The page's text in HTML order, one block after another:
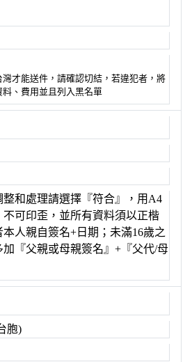
才能送件，請確認切結，若違犯者，將
、費用並且列入黑名單
和處理請選擇『符合』，用A4
不可印歪，並所有資料須以正楷
人親自簽名+日期；未滿16歲之
『父親或母親簽名』+『父代/母
胞)